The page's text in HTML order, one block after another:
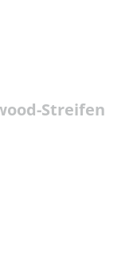
Streifen